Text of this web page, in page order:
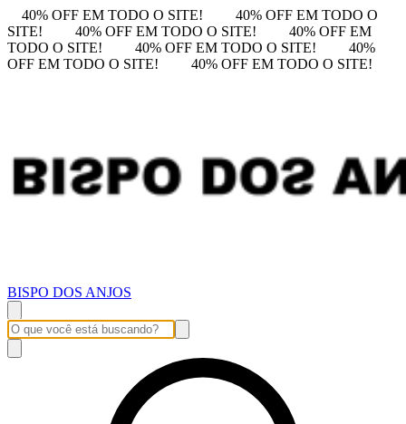
40% OFF EM TODO O SITE!
40% OFF EM TODO O
SITE!
40% OFF EM TODO O SITE!
40% OFF EM
TODO O SITE!
40% OFF EM TODO O SITE!
40%
OFF EM TODO O SITE!
40% OFF EM TODO O SITE!
BISPO DOS ANJOS